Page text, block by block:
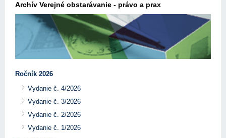
Archív Verejné obstarávanie - právo a prax
Ročník 2026
Vydanie č. 4/2026
Vydanie č. 3/2026
Vydanie č. 2/2026
Vydanie č. 1/2026